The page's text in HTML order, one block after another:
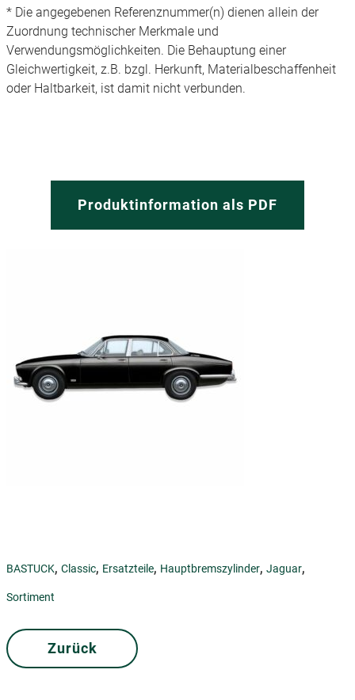
* Die angegebenen Referenznummer(n) dienen allein der
Zuordnung technischer Merkmale und
Verwendungsmöglichkeiten. Die Behauptung einer
Gleichwertigkeit, z.B. bzgl. Herkunft, Materialbeschaffenheit
oder Haltbarkeit, ist damit nicht verbunden.
Produktinformation als PDF
BASTUCK, Classic, Ersatzteile, Hauptbremszylinder, Jaguar,
Sortiment
Zurück